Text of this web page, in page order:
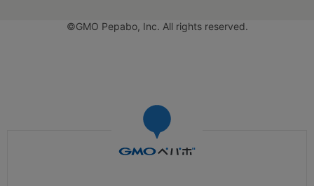
©GMO Pepabo, Inc. All rights reserved.